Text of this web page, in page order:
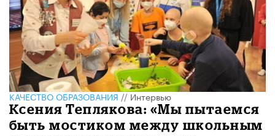
КАЧЕСТВО ОБРАЗОВАНИЯ//Интервью
Ксения Теплякова: «Мы пытаемся
быть мостиком между школьным